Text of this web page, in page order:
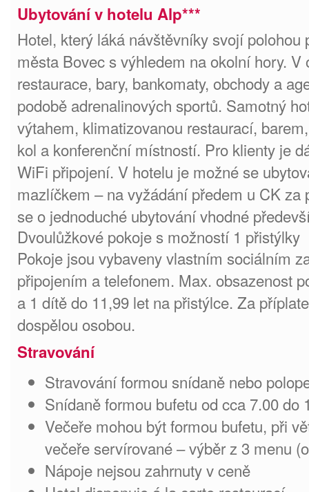
Ubytování v hotelu Alp***
Hotel, který láká návštěvníky svojí
města Bovec s výhledem na okolní hory.
restaurace, bary, bankomaty, obchody a
podobě adrenalinových sportů. Samotný
výtahem, klimatizovanou restaurací,
kol a konferenční místností. Pro klienty je
WiFi připojení. V hotelu je možné se
mazlíčkem – na vyžádání předem u CK za
se o jednoduché ubytování vhodné
Dvoulůžkové pokoje s možností 1 přistýlky
Pokoje jsou vybaveny vlastním sociálním
připojením a telefonem. Max. obsazenost
a 1 dítě do 11,99 let na přistýlce. Za
dospělou osobou.
Stravování
Stravování formou snídaně nebo
Snídaně formou bufetu od cca 7.00 do
Večeře mohou být formou bufetu, při
večeře servírované – výběr z 3 menu
Nápoje nejsou zahrnuty v ceně